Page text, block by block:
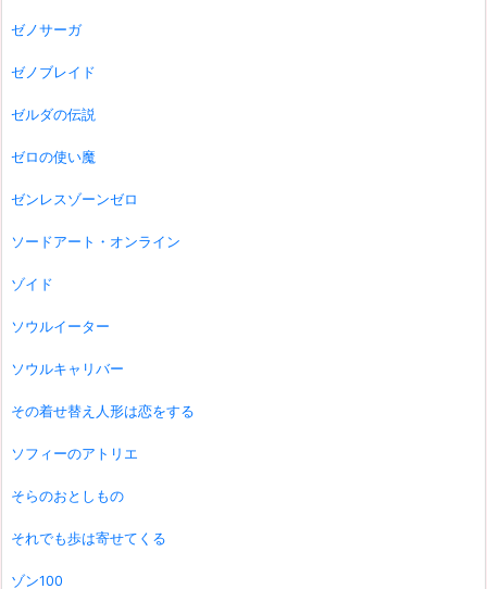
ゼノサーガ
ゼノブレイド
ゼルダの伝説
ゼロの使い魔
ゼンレスゾーンゼロ
ソードアート・オンライン
ゾイド
ソウルイーター
ソウルキャリバー
その着せ替え人形は恋をする
ソフィーのアトリエ
そらのおとしもの
それでも歩は寄せてくる
ゾン100